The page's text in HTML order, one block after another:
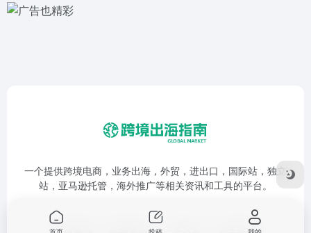
一个提供跨境电商，业务出海，外贸，进出口，国际站，独立
站，亚马逊托管，海外推广等相关资讯和工具的平台。